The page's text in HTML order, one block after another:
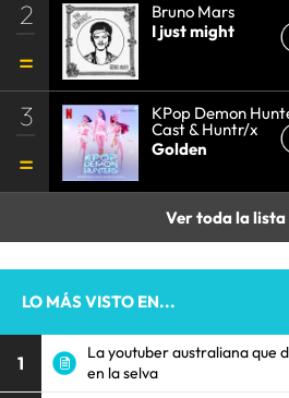
2
Bruno Mars
I just might
3 KPop Demon
Cast & Huntr/x
Golden
Ver toda la lista
LO MÁS VISTO EN...
1
La youtuber australiana que
en la selva